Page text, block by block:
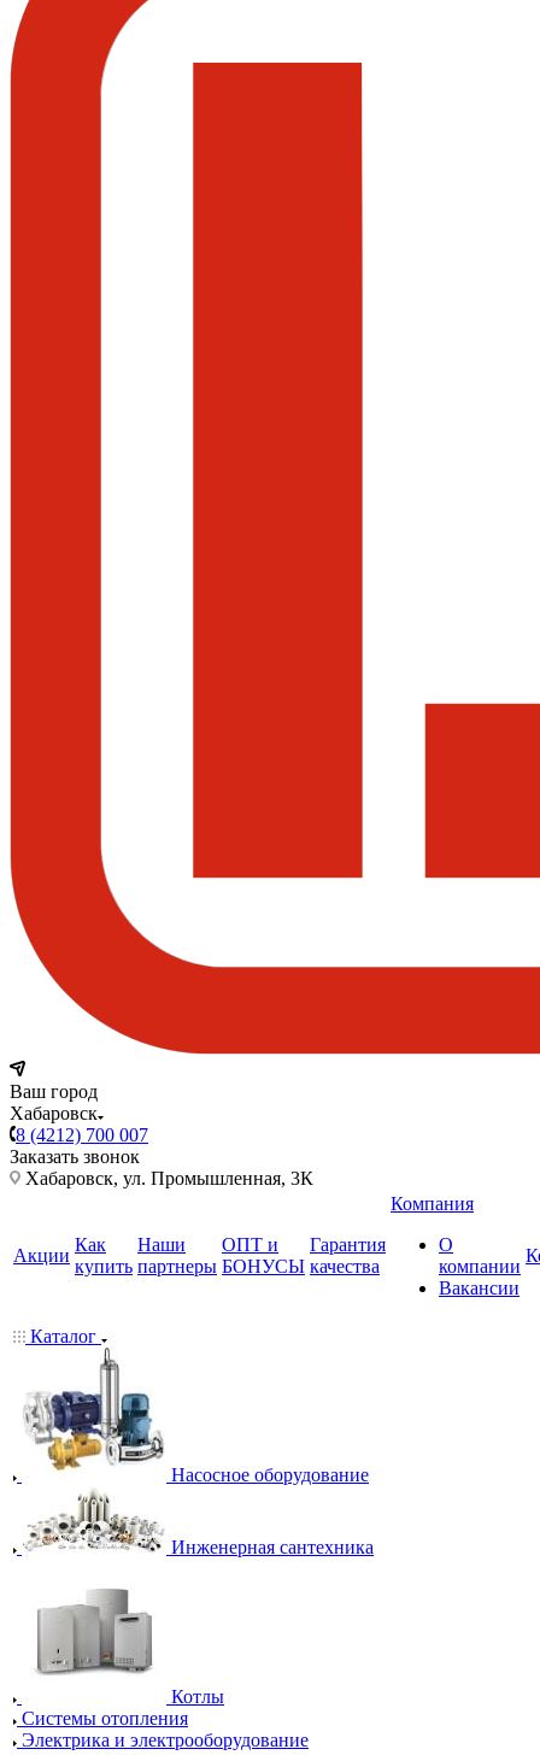
Ваш город
Хабаровск
8 (4212) 700 007
Заказать звонок
Хабаровск, ул. Промышленная, 3К
Акции
Как
купить
Наши
партнеры
ОПТ и
БОНУСЫ
Гарантия
качества
Компания
О
компании
Вакансии
Каталог
Насосное оборудование
Инженерная сантехника
Котлы
Системы отопления
Электрика и электрооборудование